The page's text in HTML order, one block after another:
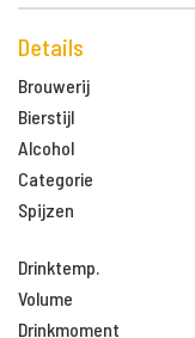
Details
Brouwerij
Bierstijl
Alcohol
Categorie
Spijzen
Drinktemp.
Volume
Drinkmoment